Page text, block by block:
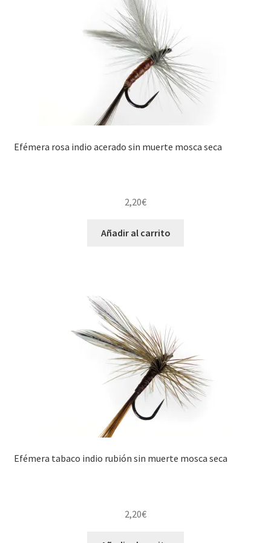
Efémera rosa indio acerado sin muerte mosca seca
2,20€
Añadir al carrito
Efémera tabaco indio rubión sin muerte mosca seca
2,20€